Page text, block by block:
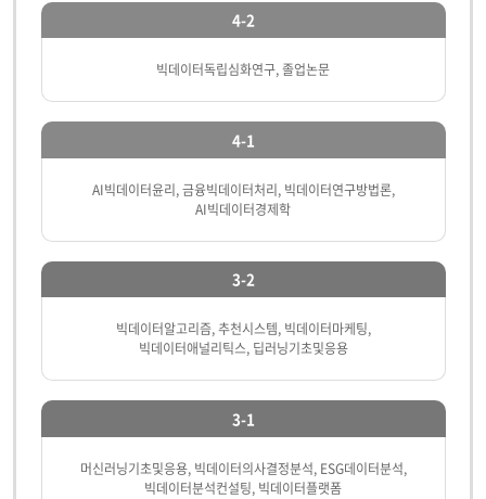
4-2
빅데이터독립심화연구, 졸업논문
4-1
AI빅데이터윤리, 금융빅데이터처리, 빅데이터연구방법론,
AI빅데이터경제학
3-2
빅데이터알고리즘, 추천시스템, 빅데이터마케팅,
빅데이터애널리틱스, 딥러닝기초및응용
3-1
머신러닝기초및응용, 빅데이터의사결정분석, ESG데이터분석,
빅데이터분석컨설팅, 빅데이터플랫폼